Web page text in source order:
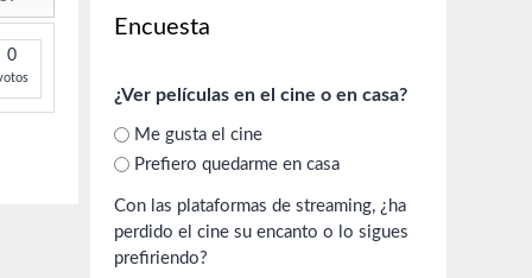
0
Encuesta
¿Ver películas en el cine o en casa?
Me gusta el cine
Prefiero quedarme en casa
Con las plataformas de streaming, ¿ha
perdido el cine su encanto o lo sigues
prefiriendo?